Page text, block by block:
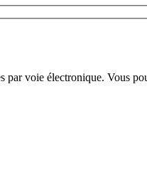
voie électronique. Vous